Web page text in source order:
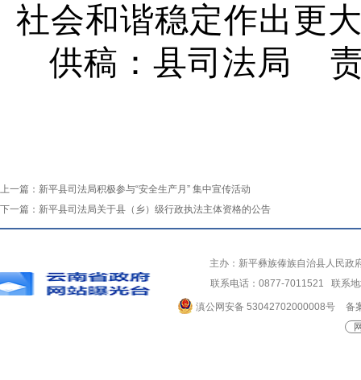
社会和谐稳定作出更
供稿：县司法局
上一篇： 新平县司法局积极参与“安全生产月” 集中宣传活动
下一篇： 新平县司法局关于县（乡）级行政执法主体资格的公告
主办：新平彝族傣族自治县人民
联系电话：0877-7011521 联系
滇公网安备 53042702000008号
备